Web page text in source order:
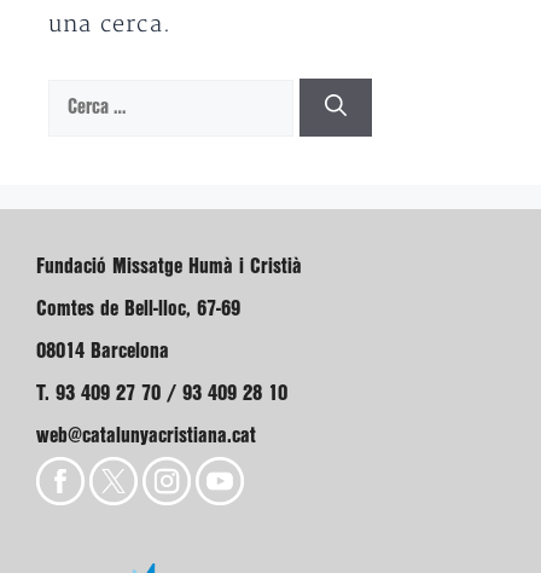
una cerca.
Cerca:
Fundació Missatge Humà i Cristià
Comtes de Bell-lloc, 67-69
08014 Barcelona
T. 93 409 27 70 / 93 409 28 10
web@catalunyacristiana.cat